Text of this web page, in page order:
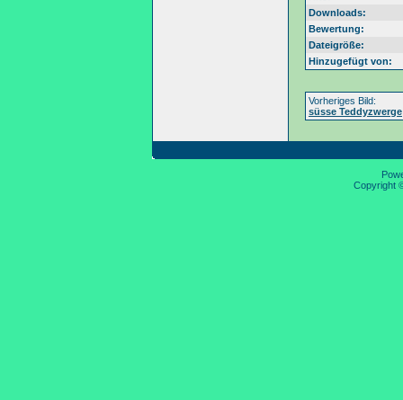
Downloads:
Bewertung:
Dateigröße:
Hinzugefügt von:
Vorheriges Bild:
süsse Teddyzwerge
Copyright